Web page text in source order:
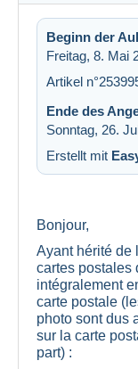
Beginn der
Freitag, 8. Mai
Artikel
Ende des
Sonntag, 26.
Erstellt mit
Bonjour,
Ayant hérité de
cartes postales
intégralement
carte postale
photo sont dus
sur la carte
part) :